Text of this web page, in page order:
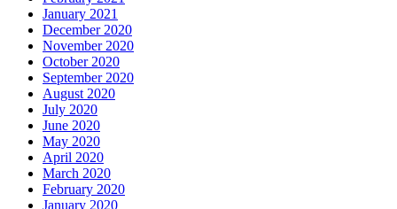
January 2021
December 2020
November 2020
October 2020
September 2020
August 2020
July 2020
June 2020
May 2020
April 2020
March 2020
February 2020
January 2020